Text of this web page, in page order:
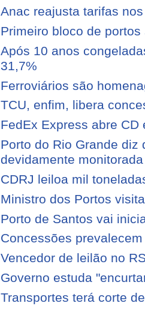
Anac reajusta tarifas
Primeiro bloco de
Após 10 anos
31,7%
Ferroviários são
TCU, enfim, libera
FedEx Express abre CD
Porto do Rio Grande
devidamente monitorada
CDRJ leiloa mil
Ministro dos Portos
Porto de Santos vai
Concessões
Vencedor de leilão no
Governo estuda
Transportes terá corte